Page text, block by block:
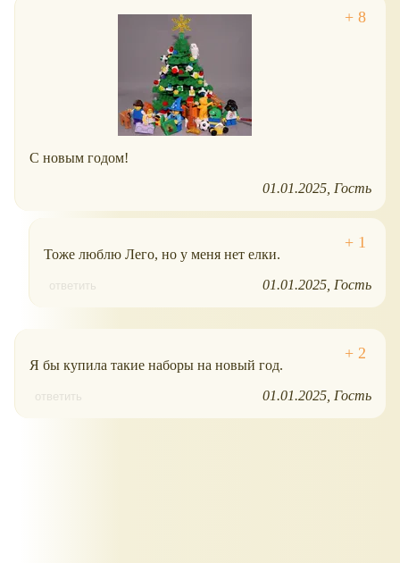
С новым годом!
01.01.2025 Гость
Тоже люблю Лего, но у меня нет елки.
ответить 01.01.2025 Гость
Я бы купила такие наборы на новый год.
ответить 01.01.2025 Гость